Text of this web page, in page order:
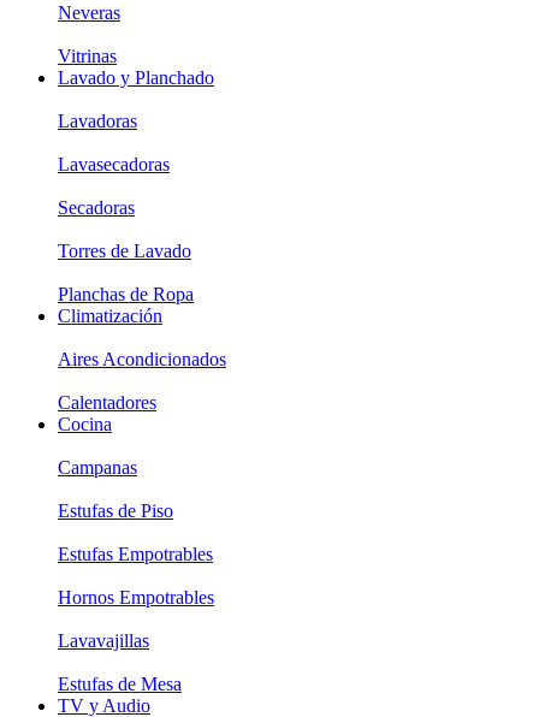
Neveras
Vitrinas
Lavado y Planchado
Lavadoras
Lavasecadoras
Secadoras
Torres de Lavado
Planchas de Ropa
Climatización
Aires Acondicionados
Calentadores
Cocina
Campanas
Estufas de Piso
Estufas Empotrables
Hornos Empotrables
Lavavajillas
Estufas de Mesa
TV y Audio